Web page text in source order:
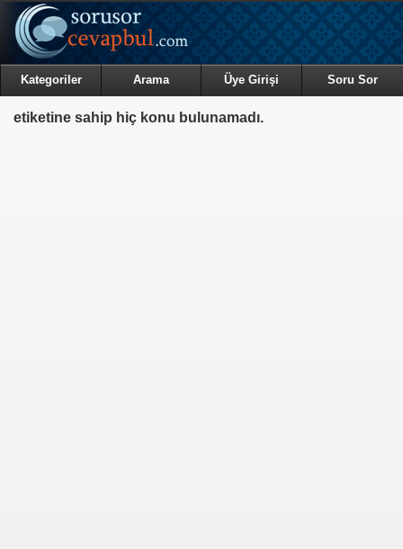
Kategoriler Arama Üye Girişi Soru Sor
etiketine sahip hiç konu bulunamadı.